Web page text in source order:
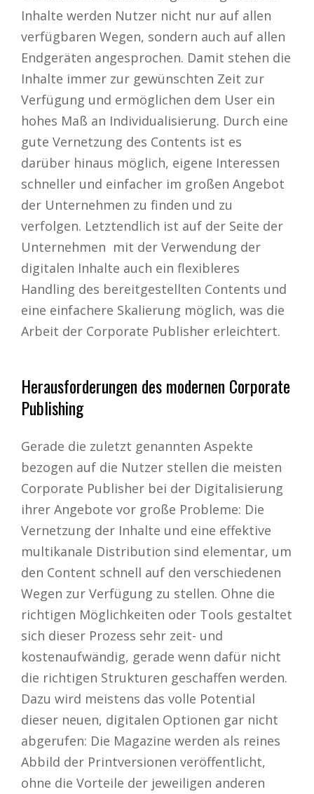
Inhalte werden Nutzer nicht nur auf allen
verfügbaren Wegen, sondern auch auf allen
Endgeräten angesprochen. Damit stehen die
Inhalte immer zur gewünschten Zeit zur
Verfügung und ermöglichen dem User ein
hohes Maß an Individualisierung. Durch eine
gute Vernetzung des Contents ist es
darüber hinaus möglich, eigene Interessen
schneller und einfacher im großen Angebot
der Unternehmen zu finden und zu
verfolgen. Letztendlich ist auf der Seite der
Unternehmen mit der Verwendung der
digitalen Inhalte auch ein flexibleres
Handling des bereitgestellten Contents und
eine einfachere Skalierung möglich, was die
Arbeit der Corporate Publisher erleichtert.
Herausforderungen des modernen Corporate
Publishing
Gerade die zuletzt genannten Aspekte
bezogen auf die Nutzer stellen die meisten
Corporate Publisher bei der Digitalisierung
ihrer Angebote vor große Probleme: Die
Vernetzung der Inhalte und eine effektive
multikanale Distribution sind elementar, um
den Content schnell auf den verschiedenen
Wegen zur Verfügung zu stellen. Ohne die
richtigen Möglichkeiten oder Tools gestaltet
sich dieser Prozess sehr zeit- und
kostenaufwändig, gerade wenn dafür nicht
die richtigen Strukturen geschaffen werden.
Dazu wird meistens das volle Potential
dieser neuen, digitalen Optionen gar nicht
abgerufen: Die Magazine werden als reines
Abbild der Printversionen veröffentlicht,
ohne die Vorteile der jeweiligen anderen